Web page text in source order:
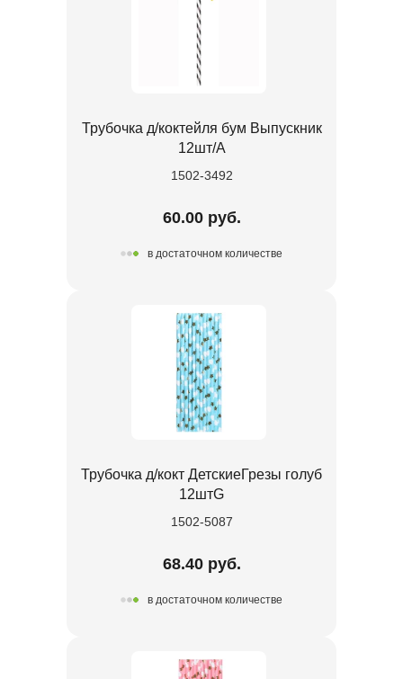
Трубочка д/коктейля бум Выпускник
12шт/A
1502-3492
60.00 руб.
в достаточном количестве
Трубочка д/кокт ДетскиеГрезы голуб
12штG
1502-5087
68.40 руб.
в достаточном количестве